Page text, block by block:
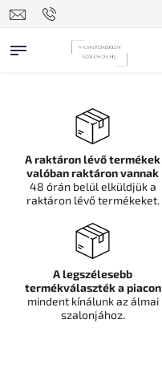
A raktáron lévő termékek
valóban raktáron vannak
48 órán belül elküldjük a
raktáron lévő termékeket.
A legszélesebb
termékválaszték a piacon
mindent kínálunk az álmai
szalonjához.